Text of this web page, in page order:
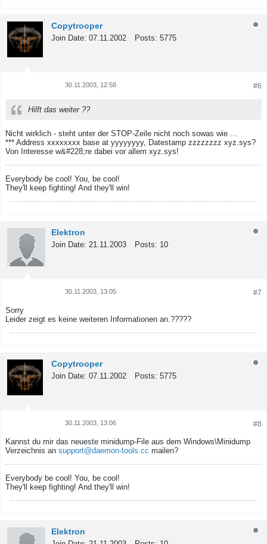
Copytrooper
Join Date: 07.11.2002 Posts: 5775
#6
30.11.2003, 12:58
Hilft das weiter ??
Nicht wirklich - steht unter der STOP-Zeile nicht noch sowas wie ...
*** Address xxxxxxxx base at yyyyyyyy, Datestamp zzzzzzzz xyz.sys?
Von Interesse w&#228;re dabei vor allem xyz.sys!
Everybody be cool! You, be cool!
They'll keep fighting! And they'll win!
Elektron
Join Date: 21.11.2003 Posts: 10
#7
30.11.2003, 13:05
Sorry
Leider zeigt es keine weiteren Informationen an.?????
Copytrooper
Join Date: 07.11.2002 Posts: 5775
#8
30.11.2003, 13:06
Kannst du mir das neueste minidump-File aus dem Windows\Minidump
Verzeichnis an support@daemon-tools.cc mailen?
Everybody be cool! You, be cool!
They'll keep fighting! And they'll win!
Elektron